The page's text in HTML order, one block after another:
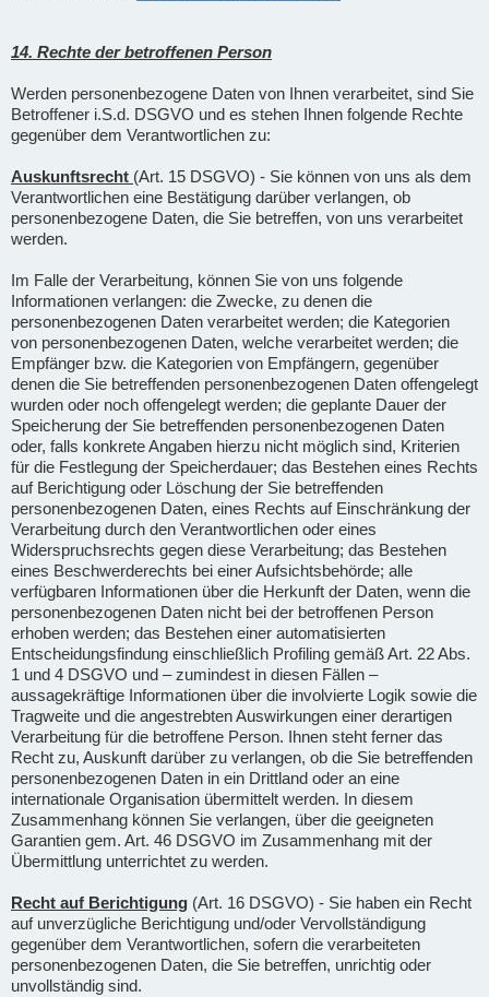
14. Rechte der betroffenen Person
Werden personenbezogene Daten von Ihnen verarbeitet, sind Sie
Betroffener i.S.d. DSGVO und es stehen Ihnen folgende Rechte
gegenüber dem Verantwortlichen zu:
Auskunftsrecht (Art. 15 DSGVO) - Sie können von uns als dem
Verantwortlichen eine Bestätigung darüber verlangen, ob
personenbezogene Daten, die Sie betreffen, von uns verarbeitet
werden.
Im Falle der Verarbeitung, können Sie von uns folgende
Informationen verlangen: die Zwecke, zu denen die
personenbezogenen Daten verarbeitet werden; die Kategorien
von personenbezogenen Daten, welche verarbeitet werden; die
Empfänger bzw. die Kategorien von Empfängern, gegenüber
denen die Sie betreffenden personenbezogenen Daten offengelegt
wurden oder noch offengelegt werden; die geplante Dauer der
Speicherung der Sie betreffenden personenbezogenen Daten
oder, falls konkrete Angaben hierzu nicht möglich sind, Kriterien
für die Festlegung der Speicherdauer; das Bestehen eines Rechts
auf Berichtigung oder Löschung der Sie betreffenden
personenbezogenen Daten, eines Rechts auf Einschränkung der
Verarbeitung durch den Verantwortlichen oder eines
Widerspruchsrechts gegen diese Verarbeitung; das Bestehen
eines Beschwerderechts bei einer Aufsichtsbehörde; alle
verfügbaren Informationen über die Herkunft der Daten, wenn die
personenbezogenen Daten nicht bei der betroffenen Person
erhoben werden; das Bestehen einer automatisierten
Entscheidungsfindung einschließlich Profiling gemäß Art. 22 Abs.
1 und 4 DSGVO und – zumindest in diesen Fällen –
aussagekräftige Informationen über die involvierte Logik sowie die
Tragweite und die angestrebten Auswirkungen einer derartigen
Verarbeitung für die betroffene Person. Ihnen steht ferner das
Recht zu, Auskunft darüber zu verlangen, ob die Sie betreffenden
personenbezogenen Daten in ein Drittland oder an eine
internationale Organisation übermittelt werden. In diesem
Zusammenhang können Sie verlangen, über die geeigneten
Garantien gem. Art. 46 DSGVO im Zusammenhang mit der
Übermittlung unterrichtet zu werden.
Recht auf Berichtigung (Art. 16 DSGVO) - Sie haben ein Recht
auf unverzügliche Berichtigung und/oder Vervollständigung
gegenüber dem Verantwortlichen, sofern die verarbeiteten
personenbezogenen Daten, die Sie betreffen, unrichtig oder
unvollständig sind.